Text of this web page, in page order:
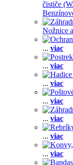
čističe
Nožnice
... viac
... viac
... viac
... viac
... viac
... viac
... viac